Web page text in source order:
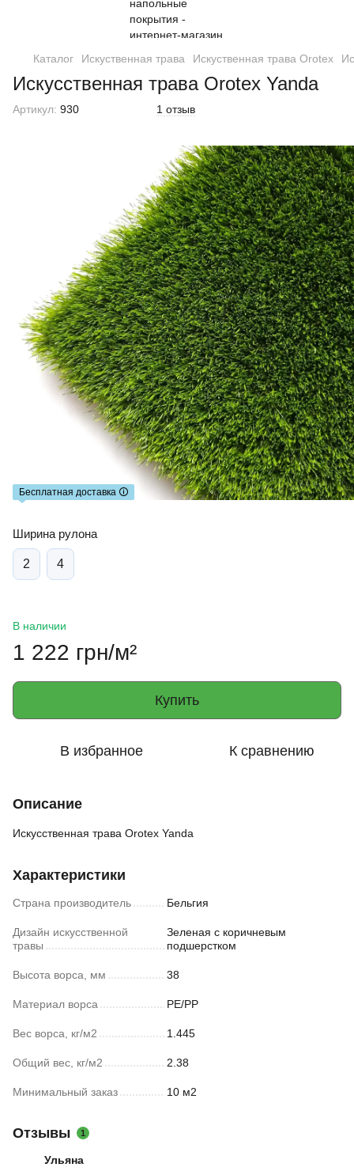
Каталог Искуственная трава Искуственная трава Orotex
Искусственная трава Orotex Yanda
Артикул: 930 1 отзыв
Бесплатная доставка 🛈
Ширина рулона
2 4
В наличии
1 222 грн/м²
Купить
В избранное К сравнению
Описание
Искусственная трава Orotex Yanda
Характеристики
Страна производитель Бельгия
Дизайн искусственной
травы
Зеленая с коричневым
подшерстком
Высота ворса, мм 38
Материал ворса PE/PP
Вес ворса, кг/м2 1.445
Общий вес, кг/м2 2.38
Минимальный заказ 10 м2
Отзывы 1
Ульяна